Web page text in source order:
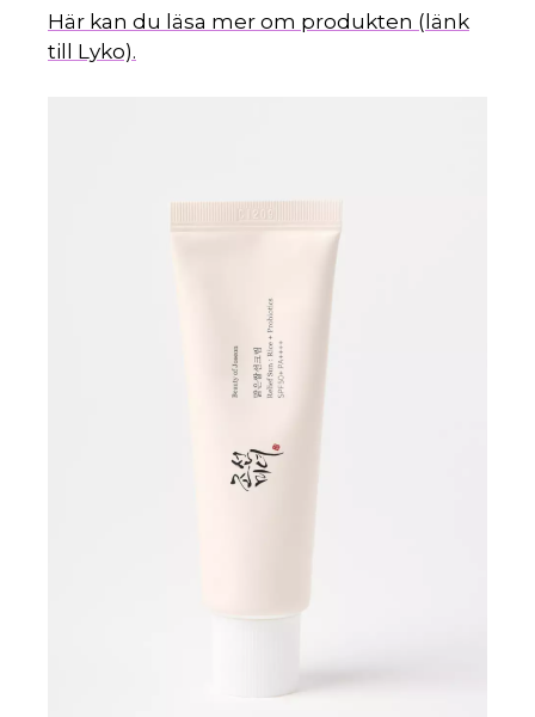
Här kan du läsa mer om produkten (länk
till Lyko).